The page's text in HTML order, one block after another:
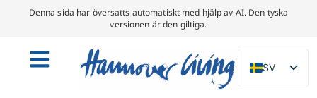
Denna sida har översatts automatiskt med hjälp av AI. Den tyska
versionen är den giltiga.
SV
DE